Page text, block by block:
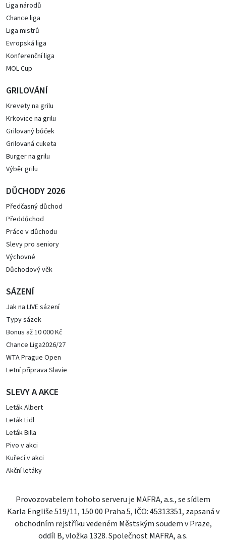
Liga národů
Chance liga
Liga mistrů
Evropská liga
Konferenční liga
MOL Cup
GRILOVÁNÍ
Krevety na grilu
Krkovice na grilu
Grilovaný bůček
Grilovaná cuketa
Burger na grilu
Výběr grilu
DŮCHODY 2026
Předčasný důchod
Předdůchod
Práce v důchodu
Slevy pro seniory
Výchovné
Důchodový věk
SÁZENÍ
Jak na LIVE sázení
Typy sázek
Bonus až 10 000 Kč
Chance Liga2026/27
WTA Prague Open
Letní příprava Slavie
SLEVY A AKCE
Leták Albert
Leták Lidl
Leták Billa
Pivo v akci
Kuřecí v akci
Akční letáky
Provozovatelem tohoto serveru je MAFRA, a.s., se sídlem
Karla Engliše 519/11, 150 00 Praha 5, IČO: 45313351, zapsaná v
obchodním rejstříku vedeném Městským soudem v Praze,
oddíl B, vložka 1328. Společnost MAFRA, a.s.